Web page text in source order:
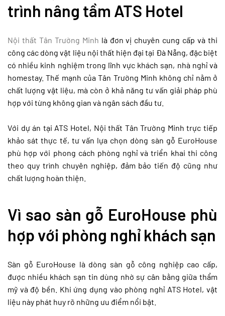
trình nâng tầm ATS Hotel
Nội thất Tân Trường Minh là đơn vị chuyên cung cấp và thi
công các dòng vật liệu nội thất hiện đại tại Đà Nẵng, đặc biệt
có nhiều kinh nghiệm trong lĩnh vực khách sạn, nhà nghỉ và
homestay. Thế mạnh của Tân Trường Minh không chỉ nằm ở
chất lượng vật liệu, mà còn ở khả năng tư vấn giải pháp phù
hợp với từng không gian và ngân sách đầu tư.
Với dự án tại ATS Hotel, Nội thất Tân Trường Minh trực tiếp
khảo sát thực tế, tư vấn lựa chọn dòng sàn gỗ EuroHouse
phù hợp với phong cách phòng nghỉ và triển khai thi công
theo quy trình chuyên nghiệp, đảm bảo tiến độ cũng như
chất lượng hoàn thiện.
Vì sao sàn gỗ EuroHouse phù
hợp với phòng nghỉ khách sạn
Sàn gỗ EuroHouse là dòng sàn gỗ công nghiệp cao cấp,
được nhiều khách sạn tin dùng nhờ sự cân bằng giữa thẩm
mỹ và độ bền. Khi ứng dụng vào phòng nghỉ ATS Hotel, vật
liệu này phát huy rõ những ưu điểm nổi bật.